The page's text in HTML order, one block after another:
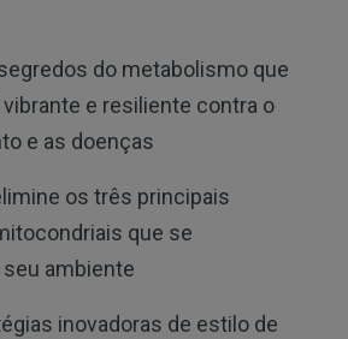
do metabolismo que
e resiliente contra o
e as doenças
os três principais
que se
ambiente
inovadoras de estilo de